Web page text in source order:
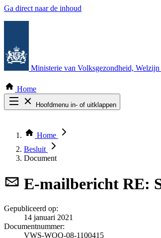
Ga direct naar de inhoud
Ministerie van Volksgezondheid, Welzijn
Home
Hoofdmenu in- of uitklappen
Thema COVID-19
Bekijk per bestuursorgaan
Home
Besluit
Document
E-mailbericht RE:
Gepubliceerd op:
14 januari 2021
Documentnummer:
VWS-WOO-08-1100415